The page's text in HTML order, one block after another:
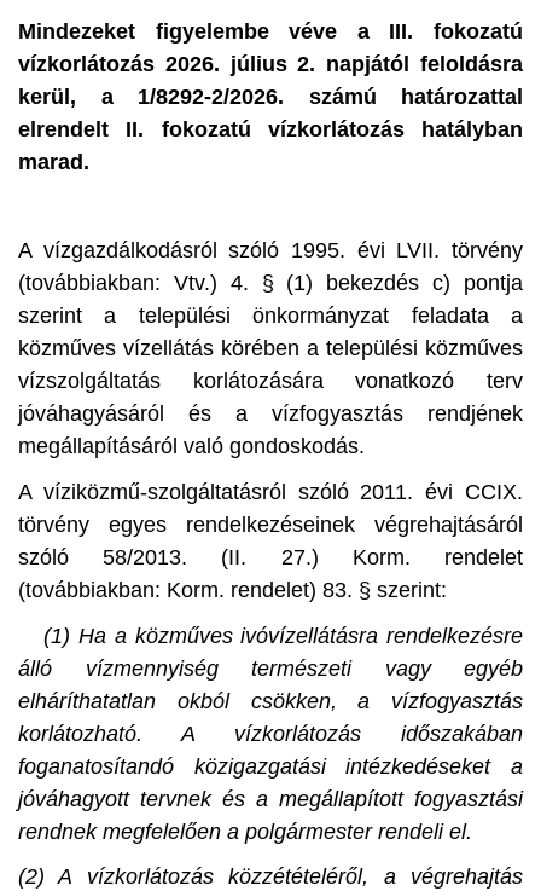
Mindezeket figyelembe véve a III. fokozatú
vízkorlátozás 2026. július 2. napjától feloldásra
kerül, a 1/8292-2/2026. számú határozattal
elrendelt II. fokozatú vízkorlátozás hatályban
marad.
A vízgazdálkodásról szóló 1995. évi LVII. törvény
(továbbiakban: Vtv.) 4. § (1) bekezdés c) pontja
szerint a települési önkormányzat feladata a
közműves vízellátás körében a települési közműves
vízszolgáltatás korlátozására vonatkozó terv
jóváhagyásáról és a vízfogyasztás rendjének
megállapításáról való gondoskodás.
A víziközmű-szolgáltatásról szóló 2011. évi CCIX.
törvény egyes rendelkezéseinek végrehajtásáról
szóló 58/2013. (II. 27.) Korm. rendelet
(továbbiakban: Korm. rendelet) 83. § szerint:
(1) Ha a közműves ivóvízellátásra rendelkezésre
álló vízmennyiség természeti vagy egyéb
elháríthatatlan okból csökken, a vízfogyasztás
korlátozható. A vízkorlátozás időszakában
foganatosítandó közigazgatási intézkedéseket a
jóváhagyott tervnek és a megállapított fogyasztási
rendnek megfelelően a polgármester rendeli el.
(2) A vízkorlátozás közzétételéről, a végrehajtás